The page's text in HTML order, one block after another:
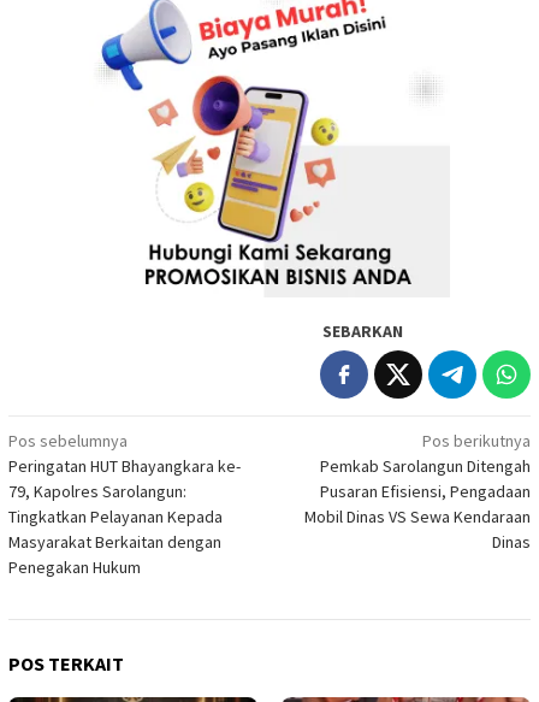
SEBARKAN
Navigasi
pos
Pos sebelumnya
Peringatan HUT Bhayangkara ke-
79, Kapolres Sarolangun:
Tingkatkan Pelayanan Kepada
Masyarakat Berkaitan dengan
Penegakan Hukum
Pos berikutnya
Pemkab Sarolangun Ditengah
Pusaran Efisiensi, Pengadaan
Mobil Dinas VS Sewa Kendaraan
Dinas
POS TERKAIT